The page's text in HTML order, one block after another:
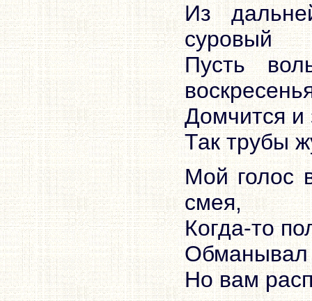
Из
суровый
Пусть
Домчится и
Так трубы
Мой голос
смея,
Когда-то
Обманывал
Но вам